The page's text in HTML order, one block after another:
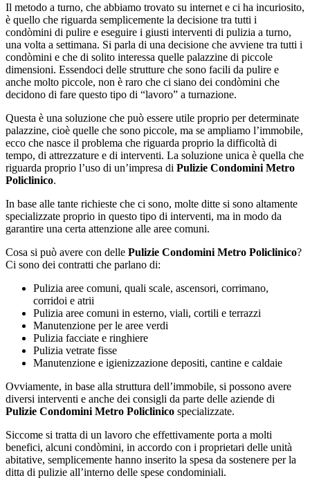
Il metodo a turno, che abbiamo trovato su internet e ci ha incuriosito,
è quello che riguarda semplicemente la decisione tra tutti i
condòmini di pulire e eseguire i giusti interventi di pulizia a turno,
una volta a settimana. Si parla di una decisione che avviene tra tutti i
condòmini e che di solito interessa quelle palazzine di piccole
dimensioni. Essendoci delle strutture che sono facili da pulire e
anche molto piccole, non è raro che ci siano dei condòmini che
decidono di fare questo tipo di “lavoro” a turnazione.
Questa è una soluzione che può essere utile proprio per determinate
palazzine, cioè quelle che sono piccole, ma se ampliamo l’immobile,
ecco che nasce il problema che riguarda proprio la difficoltà di
tempo, di attrezzature e di interventi. La soluzione unica è quella che
riguarda proprio l’uso di un’impresa di Pulizie Condomini Metro
Policlinico.
In base alle tante richieste che ci sono, molte ditte si sono altamente
specializzate proprio in questo tipo di interventi, ma in modo da
garantire una certa attenzione alle aree comuni.
Cosa si può avere con delle Pulizie Condomini Metro Policlinico?
Ci sono dei contratti che parlano di:
Pulizia aree comuni, quali scale, ascensori, corrimano,
corridoi e atrii
Pulizia aree comuni in esterno, viali, cortili e terrazzi
Manutenzione per le aree verdi
Pulizia facciate e ringhiere
Pulizia vetrate fisse
Manutenzione e igienizzazione depositi, cantine e caldaie
Ovviamente, in base alla struttura dell’immobile, si possono avere
diversi interventi e anche dei consigli da parte delle aziende di
Pulizie Condomini Metro Policlinico specializzate.
Siccome si tratta di un lavoro che effettivamente porta a molti
benefici, alcuni condòmini, in accordo con i proprietari delle unità
abitative, semplicemente hanno inserito la spesa da sostenere per la
ditta di pulizie all’interno delle spese condominiali.